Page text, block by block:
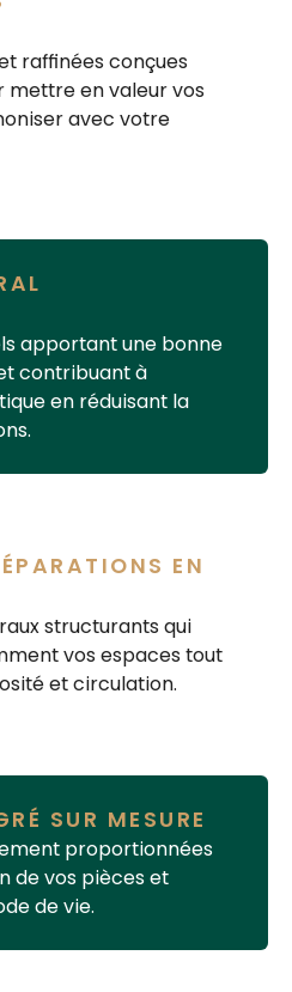
raffinées conçues
en valeur vos
avec votre
apportant une bonne
contribuant à
en réduisant la
EN
structurants qui
vos espaces tout
et circulation.
SUR MESURE
proportionnées
de vos pièces et
de vie.